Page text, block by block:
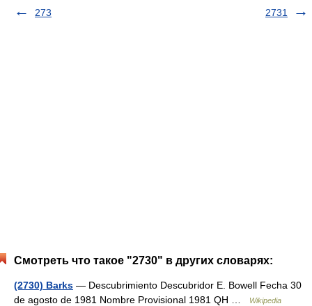
273
2731
Смотреть что такое "2730" в других словарях:
(2730) Barks — Descubrimiento Descubridor E. Bowell Fecha 30
de agosto de 1981 Nombre Provisional 1981 QH …
Wikipedia